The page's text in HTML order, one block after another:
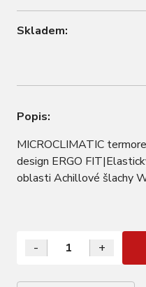
Skladem:
Popis:
MICROCLIMATIC
design ERGO
oblasti Achillové šlachy
hřejivá, antibakteriální,
udržuje teplo v tzv.
- +